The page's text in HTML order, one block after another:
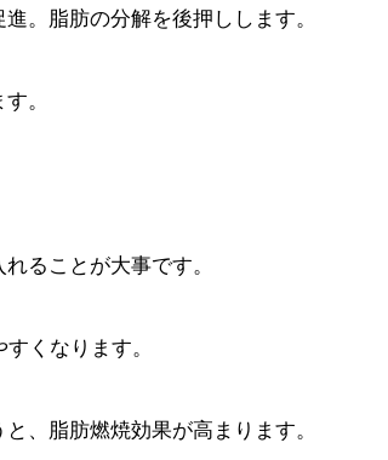
。脂肪の分解を後押しします。
。
ることが大事です。
くなります。
、脂肪燃焼効果が高まります。